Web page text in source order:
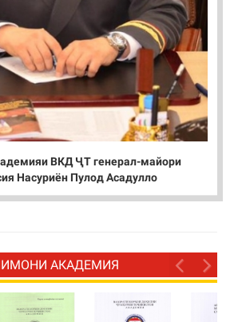
ВКД ҶТ генерал-майори
Насуриён Пулод Асадулло
АКАДЕМИЯ